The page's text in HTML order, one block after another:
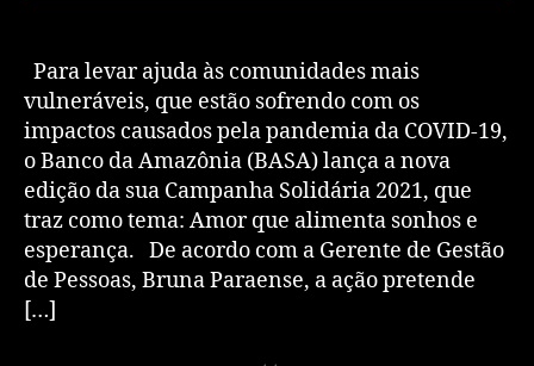
Para levar ajuda às comunidades mais
vulneráveis, que estão sofrendo com os
impactos causados pela pandemia da COVID-19,
o Banco da Amazônia (BASA) lança a nova
edição da sua Campanha Solidária 2021, que
traz como tema: Amor que alimenta sonhos e
esperança. De acordo com a Gerente de Gestão
de Pessoas, Bruna Paraense, a ação pretende
[…]